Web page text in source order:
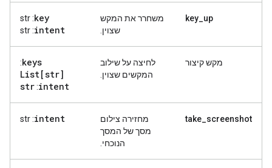
key_up
משחרר את המקש
שצוין.
key
: str
intent
: str
מקש קיצור
לחיצה על שילוב
המקשים שצוין.
keys
:
List[str]
intent
:
str
take_screenshot
מחזירה צילום
מסך של המסך
הנוכחי.
intent
: str